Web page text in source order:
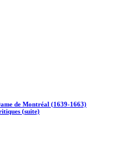
de Montréal (1639-1663)
(suite)